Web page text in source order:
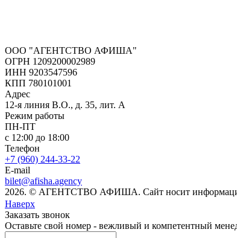
ООО "АГЕНТСТВО АФИША"
ОГРН 1209200002989
ИНН 9203547596
КПП 780101001
Адрес
12-я линия В.О., д. 35, лит. А
Режим работы
ПН-ПТ
с 12:00 до 18:00
Телефон
+7 (960) 244-33-22
E-mail
bilet@afisha.agency
2026. © АГЕНТСТВО АФИША. Сайт носит
Наверх
Заказать звонок
Оставьте свой номер - вежливый и компетентный